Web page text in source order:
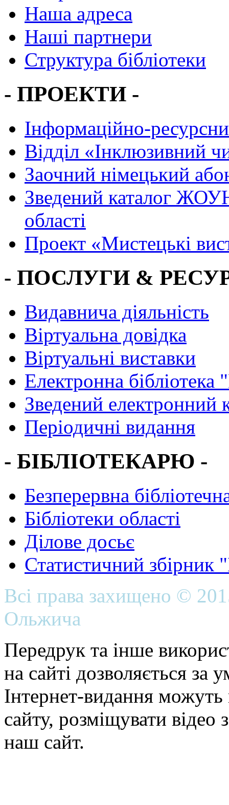
Наша адреса
Наші партнери
Структура бібліотеки
- ПРОЕКТИ -
Інформаційно-
Вiддiл «Інклюзивний
Заочний німецький
Зведений каталог
області
Проект «Мистецькі
- ПОСЛУГИ &
Видавнича діяльність
Віртуальна довідка
Віртуальні виставки
Електронна
Зведений електронний
Періодичні видання
- БІБЛІОТЕКАРЮ -
Безперервна
Бібліотеки області
Ділове досьє
Статистичний
Всі права захищено ©
Ольжича
Передрук та інше
на сайті дозволяється
Інтернет-видання можуть
сайту, розміщувати відео
наш сайт.